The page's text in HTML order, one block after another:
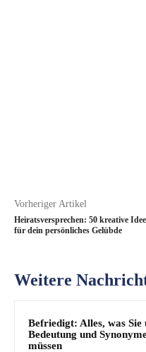
Vorheriger Artikel
Heiratsversprechen: 50 kreative
für dein persönliches Gelübde
Weitere
Befriedigt: Alles, was Sie
Bedeutung und
müssen